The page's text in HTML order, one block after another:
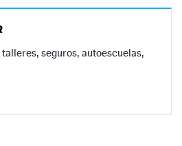
seguros, autoescuelas,